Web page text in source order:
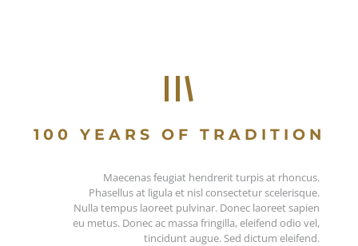
100 YEARS OF TRADITION
Maecenas feugiat hendrerit turpis at rhoncus.
Phasellus at ligula et nisl consectetur scelerisque.
Nulla tempus laoreet pulvinar. Donec laoreet sapien
eu metus. Donec ac massa fringilla, eleifend odio vel,
tincidunt augue. Sed dictum eleifend.